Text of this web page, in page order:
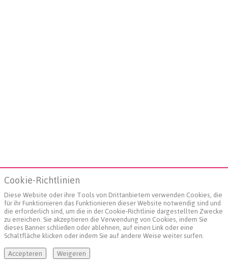
Cookie-Richtlinien
Diese Website oder ihre Tools von Drittanbietern verwenden Cookies, die
für ihr Funktionieren das Funktionieren dieser Website notwendig sind und
die erforderlich sind, um die in der Cookie-Richtlinie dargestellten Zwecke
zu erreichen. Sie akzeptieren die Verwendung von Cookies, indem Sie
dieses Banner schließen oder ablehnen, auf einen Link oder eine
Schaltfläche klicken oder indem Sie auf andere Weise weiter surfen.
Accepteren Weigeren